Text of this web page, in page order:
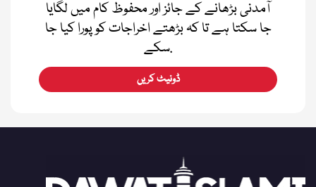
آمدنی بڑھانے کے جائز اور محفوظ کام میں لگایا
جا سکتا ہے تا کہ بڑھتے اخراجات کو پورا کیا جا
سکے.
ڈونیٹ کریں